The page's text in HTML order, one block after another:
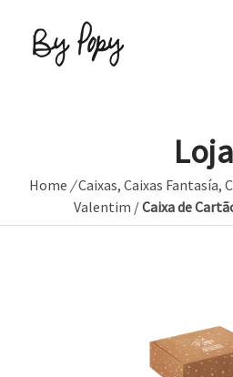
Loja
Home /Caixas, Caixas Fantasía,
Valentim /Caixa de